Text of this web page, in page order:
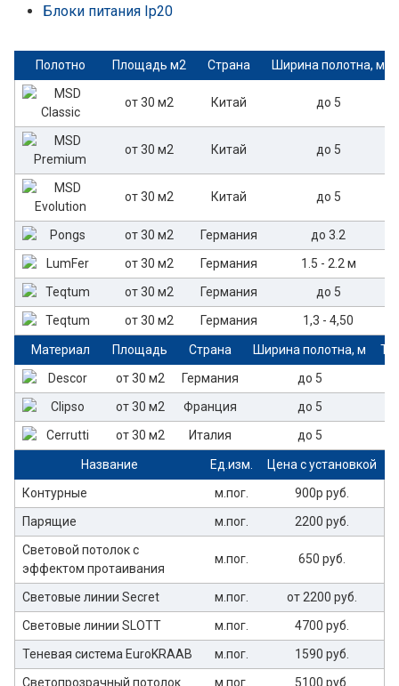
Блоки питания Ip20
Полотно Площадь м2 Страна Ширина полотна, м
от 30 м2 Китай до 5
от 30 м2 Китай до 5
от 30 м2 Китай до 5
от 30 м2 Германия
до 3.2
от 30 м2
Германия
1.5 - 2.2 м
от 30 м2
Германия
до 5
от 30 м2
Германия 1,3 - 4,50
Материал Площадь Страна Ширина полотна, м
от 30 м2
Германия
до 5
от 30 м2
Франция
до 5
от 30 м2
Италия до 5
Название Ед.изм.
Цена с установкой
Контурные
м.пог.
900р руб.
Парящие
м.пог.
2200 руб.
Световой потолок с
эффектом протаивания
м.пог. 650 руб.
Световые линии Secret м.пог.
от 2200 руб.
Световые линии SLOTT
м.пог.
4700 руб.
Теневая система EuroKRAAB
м.пог.
1590 руб.
Светопрозрачный потолок
м.пог. 5100 руб.